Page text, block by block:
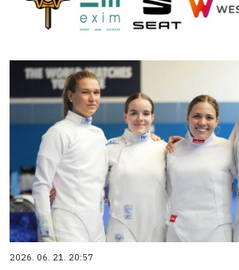
2026. 06. 21. 20:57